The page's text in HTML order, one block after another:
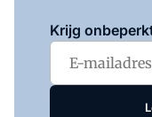
Krijg